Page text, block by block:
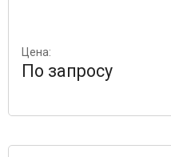
Цена:
По запросу